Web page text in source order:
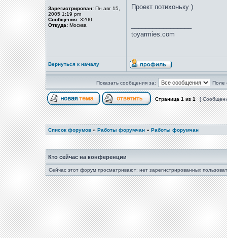
Зарегистрирован: Пн авг 15,
2005 1:19 pm
Сообщения: 3200
Откуда: Москва
Проект потихоньку )
toyarmies.com
Вернуться к началу
Показать сообщения за: Поле
Страница1из1 [
Список форумов » Работы форумчан » Работы форумчан
Кто сейчас на конференции
Сейчас этот форум просматривают: нет зарегистрированных